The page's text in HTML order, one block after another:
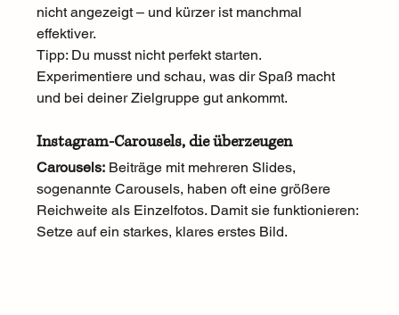
nicht angezeigt – und kürzer ist manchmal
effektiver.
Tipp: Du musst nicht perfekt starten.
Experimentiere und schau, was dir Spaß macht
und bei deiner Zielgruppe gut ankommt.
Instagram-Carousels, die überzeugen
Carousels: Beiträge mit mehreren Slides,
sogenannte Carousels, haben oft eine größere
Reichweite als Einzelfotos. Damit sie funktionieren:
Setze auf ein starkes, klares erstes Bild.